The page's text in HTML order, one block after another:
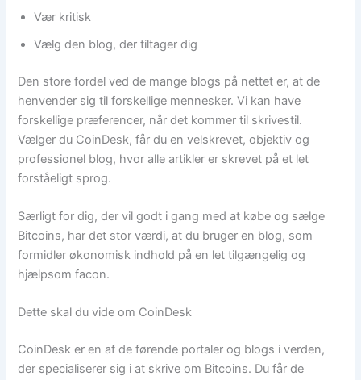
Vær kritisk
Vælg den blog, der tiltager dig
Den store fordel ved de mange blogs på nettet er, at de
henvender sig til forskellige mennesker. Vi kan have
forskellige præferencer, når det kommer til skrivestil.
Vælger du CoinDesk, får du en velskrevet, objektiv og
professionel blog, hvor alle artikler er skrevet på et let
forståeligt sprog.
Særligt for dig, der vil godt i gang med at købe og sælge
Bitcoins, har det stor værdi, at du bruger en blog, som
formidler økonomisk indhold på en let tilgængelig og
hjælpsom facon.
Dette skal du vide om CoinDesk
CoinDesk er en af de førende portaler og blogs i verden,
der specialiserer sig i at skrive om Bitcoins. Du får de